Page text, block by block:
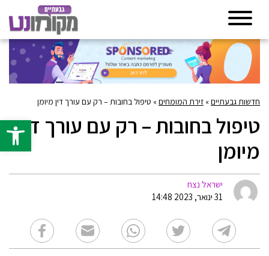
פתח
חדשות גבעתיים» זירת המומחים» טיפול בחובות – רק עם עורך דין מיומן
טיפול בחובות – רק עם עורך דין
מיומן
ישראל נצח
31 ינואר, 2023 14:48